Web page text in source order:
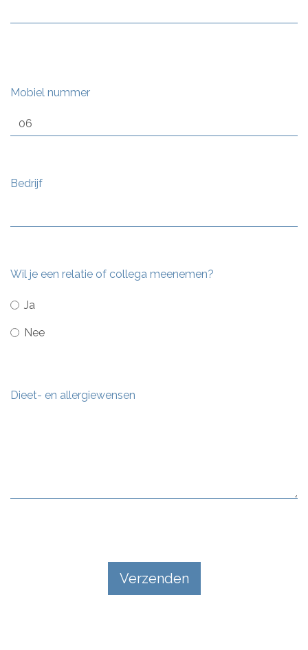
Mobiel nummer
Bedrijf
Wil je een relatie of collega meenemen?
Ja
Nee
Dieet- en allergiewensen
Verzenden